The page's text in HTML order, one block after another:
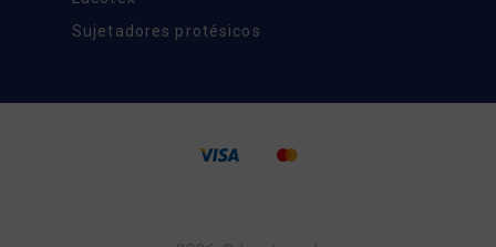
Sujetadores protésicos